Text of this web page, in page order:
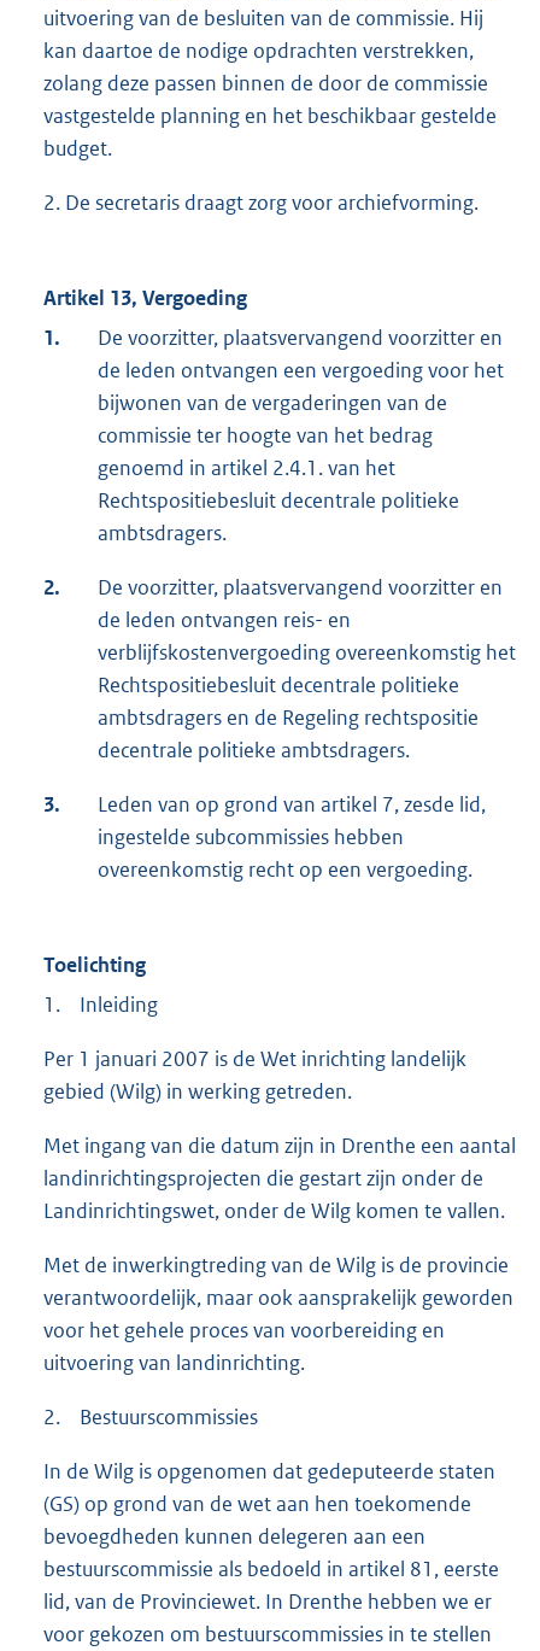
uitvoering van de besluiten van de commissie. Hij
kan daartoe de nodige opdrachten verstrekken,
zolang deze passen binnen de door de commissie
vastgestelde planning en het beschikbaar gestelde
budget.
2. De secretaris draagt zorg voor archiefvorming.
Artikel 13, Vergoeding
1.
De voorzitter, plaatsvervangend voorzitter en
de leden ontvangen een vergoeding voor het
bijwonen van de vergaderingen van de
commissie ter hoogte van het bedrag
genoemd in artikel 2.4.1. van het
Rechtspositiebesluit decentrale politieke
ambtsdragers.
2.
De voorzitter, plaatsvervangend voorzitter en
de leden ontvangen reis- en
verblijfskostenvergoeding overeenkomstig het
Rechtspositiebesluit decentrale politieke
ambtsdragers en de Regeling rechtspositie
decentrale politieke ambtsdragers.
3.
Leden van op grond van artikel 7, zesde lid,
ingestelde subcommissies hebben
overeenkomstig recht op een vergoeding.
Toelichting
1. Inleiding
Per 1 januari 2007 is de Wet inrichting landelijk
gebied (Wilg) in werking getreden.
Met ingang van die datum zijn in Drenthe een aantal
landinrichtingsprojecten die gestart zijn onder de
Landinrichtingswet, onder de Wilg komen te vallen.
Met de inwerkingtreding van de Wilg is de provincie
verantwoordelijk, maar ook aansprakelijk geworden
voor het gehele proces van voorbereiding en
uitvoering van landinrichting.
2. Bestuurscommissies
In de Wilg is opgenomen dat gedeputeerde staten
(GS) op grond van de wet aan hen toekomende
bevoegdheden kunnen delegeren aan een
bestuurscommissie als bedoeld in artikel 81, eerste
lid, van de Provinciewet. In Drenthe hebben we er
voor gekozen om bestuurscommissies in te stellen